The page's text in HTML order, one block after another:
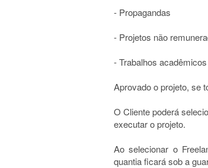
- Propagandas
- Projetos não
- Trabalhos acadêmicos
Aprovado o projeto, se
O Cliente poderá
executar o projeto.
Ao selecionar o
quantia ficará sob a